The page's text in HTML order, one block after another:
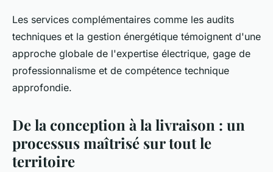
Les services complémentaires comme les audits
techniques et la gestion énergétique témoignent d'une
approche globale de l'expertise électrique, gage de
professionnalisme et de compétence technique
approfondie.
De la conception à la livraison : un
processus maîtrisé sur tout le
territoire